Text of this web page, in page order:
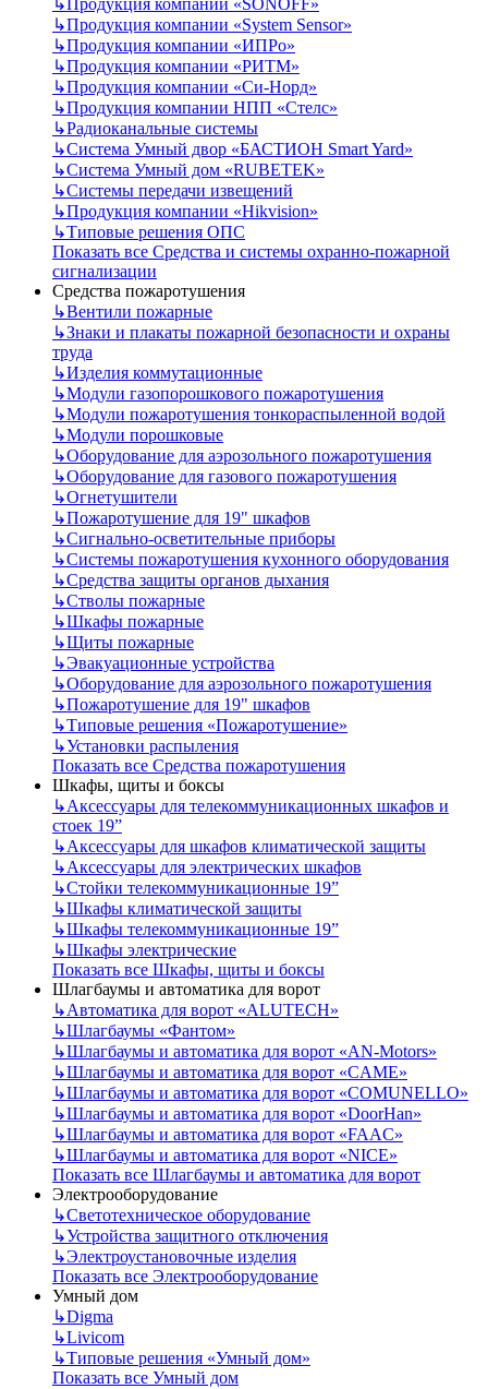
↳Продукция компании «SONOFF»
↳Продукция компании «System Sensor»
↳Продукция компании «ИПРо»
↳Продукция компании «РИТМ»
↳Продукция компании «Си-Норд»
↳Продукция компании НПП «Стелс»
↳Радиоканальные системы
↳Система Умный двор «БАСТИОН Smart Yard»
↳Система Умный дом «RUBETEK»
↳Системы передачи извещений
↳Продукция компании «Hikvision»
↳Типовые решения ОПС
Показать все Средства и системы охранно-пожарной
сигнализации
Средства пожаротушения
↳Вентили пожарные
↳Знаки и плакаты пожарной безопасности и охраны
труда
↳Изделия коммутационные
↳Модули газопорошкового пожаротушения
↳Модули пожаротушения тонкораспыленной водой
↳Модули порошковые
↳Оборудование для аэрозольного пожаротушения
↳Оборудование для газового пожаротушения
↳Огнетушители
↳Пожаротушение для 19" шкафов
↳Сигнально-осветительные приборы
↳Системы пожаротушения кухонного оборудования
↳Средства защиты органов дыхания
↳Стволы пожарные
↳Шкафы пожарные
↳Щиты пожарные
↳Эвакуационные устройства
↳Оборудование для аэрозольного пожаротушения
↳Пожаротушение для 19" шкафов
↳Типовые решения «Пожаротушение»
↳Установки распыления
Показать все Средства пожаротушения
Шкафы, щиты и боксы
↳Аксессуары для телекоммуникационных шкафов и
стоек 19”
↳Аксессуары для шкафов климатической защиты
↳Аксессуары для электрических шкафов
↳Стойки телекоммуникационные 19”
↳Шкафы климатической защиты
↳Шкафы телекоммуникационные 19”
↳Шкафы электрические
Показать все Шкафы, щиты и боксы
Шлагбаумы и автоматика для ворот
↳Автоматика для ворот «ALUTECH»
↳Шлагбаумы «Фантом»
↳Шлагбаумы и автоматика для ворот «AN-Motors»
↳Шлагбаумы и автоматика для ворот «CAME»
↳Шлагбаумы и автоматика для ворот «COMUNELLO»
↳Шлагбаумы и автоматика для ворот «DoorHan»
↳Шлагбаумы и автоматика для ворот «FAAC»
↳Шлагбаумы и автоматика для ворот «NICE»
Показать все Шлагбаумы и автоматика для ворот
Электрооборудование
↳Светотехническое оборудование
↳Устройства защитного отключения
↳Электроустановочные изделия
Показать все Электрооборудование
Умный дом
↳Digma
↳Livicom
↳Типовые решения «Умный дом»
Показать все Умный дом